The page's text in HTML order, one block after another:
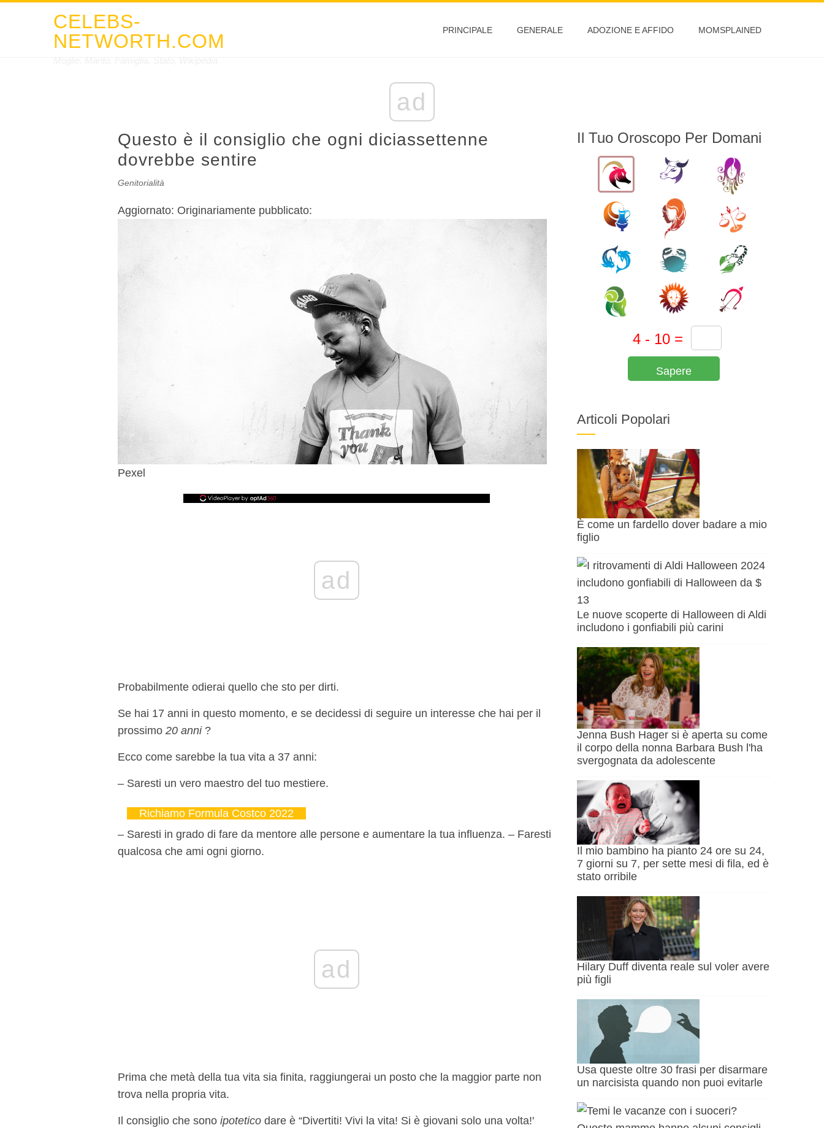
CELEBS-
NETWORTH.COM
PRINCIPALE GENERALE ADOZIONE E AFFIDO MOMSPLAINED
ad
Questo è il consiglio che ogni diciassettenne
dovrebbe sentire
Genitorialità
Aggiornato: Originariamente pubblicato:
Pexel
ad
Probabilmente odierai quello che sto per dirti.
Se hai 17 anni in questo momento, e se decidessi di seguire un interesse che hai per il
prossimo 20 anni?
Ecco come sarebbe la tua vita a 37 anni:
– Saresti un vero maestro del tuo mestiere.
Richiamo Formula Costco 2022
– Saresti in grado di fare da mentore alle persone e aumentare la tua influenza. – Faresti
qualcosa che ami ogni giorno.
ad
Prima che metà della tua vita sia finita, raggiungerai un posto che la maggior parte non
trova nella propria vita.
Il consiglio che sono ipotetico dare è “Divertiti! Vivi la vita! Si è giovani solo una volta!'
Il Tuo Oroscopo Per Domani
Sapere
Articoli Popolari
È come un fardello dover badare a mio
figlio
Le nuove scoperte di Halloween di Aldi
includono i gonfiabili più carini
Jenna Bush Hager si è aperta su come
il corpo della nonna Barbara Bush l'ha
svergognata da adolescente
Il mio bambino ha pianto 24 ore su 24,
7 giorni su 7, per sette mesi di fila, ed è
stato orribile
Hilary Duff diventa reale sul voler avere
più figli
Usa queste oltre 30 frasi per disarmare
un narcisista quando non puoi evitarle